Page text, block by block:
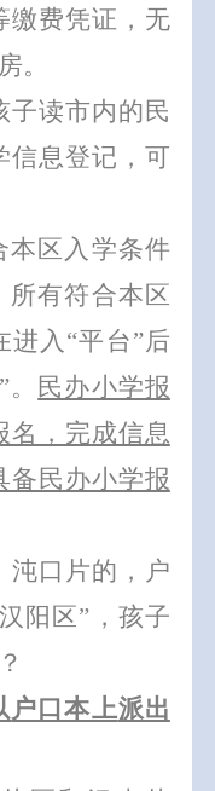
缴费凭证，无
。
子读市内的民
信息登记，可
本区入学条件
所有符合本区
进入 “平台”后
”。
民办小学报
名，完成信息
备民办小学报
沌口片的，户
阳区” ，孩子
户口本上派出